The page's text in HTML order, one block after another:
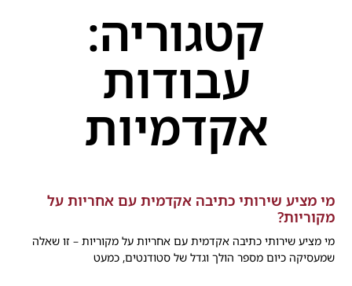
קטגוריה:
עבודות
אקדמיות
מי מציע שירותי כתיבה אקדמית עם אחריות על
מקוריות?
מי מציע שירותי כתיבה אקדמית עם אחריות על מקוריות – זו שאלה
שמעסיקה כיום מספר הולך וגדל של סטודנטים, כמעט